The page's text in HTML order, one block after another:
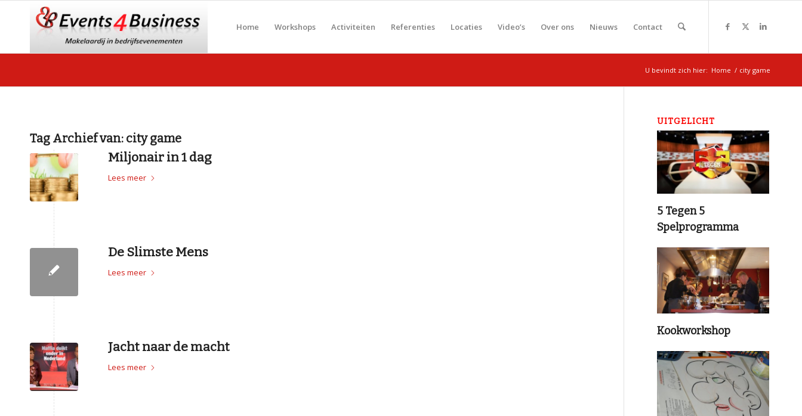
Home Workshops Activiteiten Referenties Locaties Video’s Over ons Nieuws Contact
U bevindt zich hier: Home / city game
Tag Archief van: city game
Miljonair in 1 dag
Lees meer
De Slimste Mens
Lees meer
Jacht naar de macht
Lees meer
UITGELICHT
5 Tegen 5
Spelprogramma
Kookworkshop